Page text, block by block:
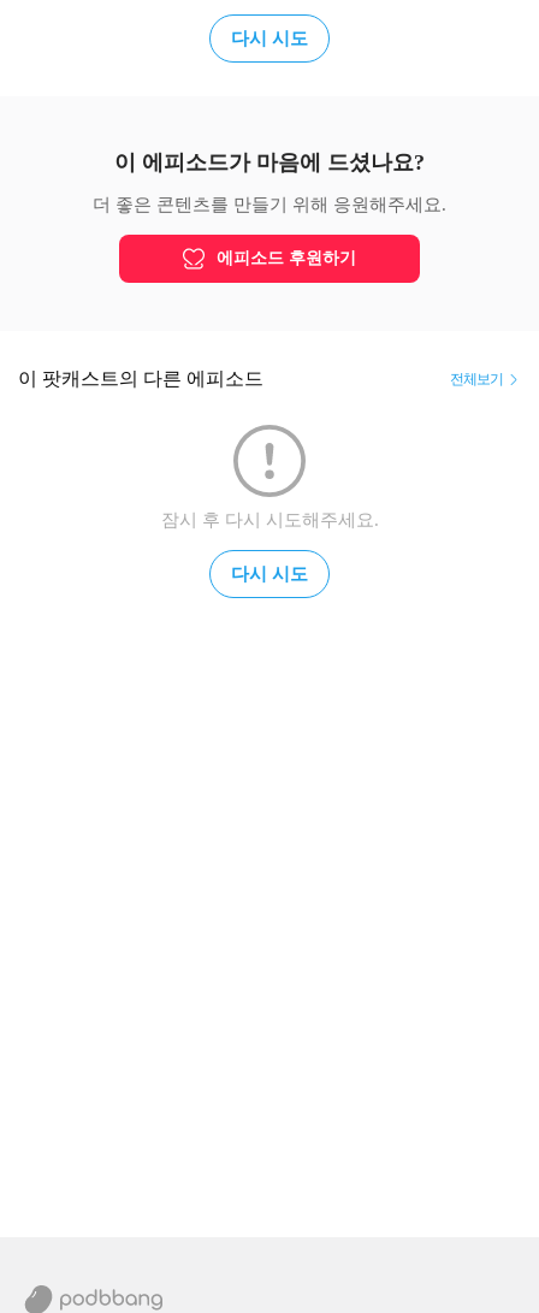
다시 시도
이 에피소드가 마음에 드셨나요?
더 좋은 콘텐츠를 만들기 위해 응원해주세요.
에피소드 후원하기
이 팟캐스트의 다른 에피소드 전체보기
잠시 후 다시 시도해주세요.
다시 시도